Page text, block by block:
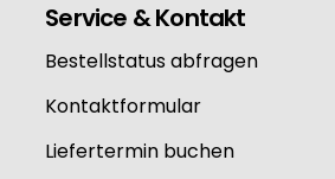
Service & Kontakt
Bestellstatus abfragen
Kontaktformular
Liefertermin buchen